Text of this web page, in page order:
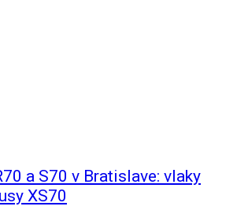
a S70 v Bratislave: vlaky
XS70